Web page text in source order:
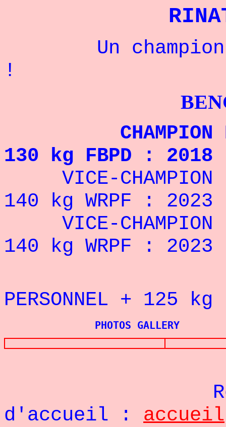
Un champion
!
CHAMPION DU
130 kg FBPD : 2018
VICE-CHAMPION
140 kg WRPF : 2023
VICE-CHAMPION
140 kg WRPF : 2023
PERSONNEL + 125
PHOTOS GALLERY
d'accueil : accueil